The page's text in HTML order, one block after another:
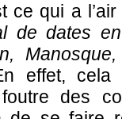
ce qui a
de dates
effet, cela
des